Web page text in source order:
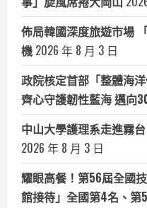
佈局韓國深度旅遊市場
機 2026 年 8 月 3 日
政院核定首部「整體海
齊心守護韌性藍海 邁向
中山大學護理系走進霧
2026 年 8 月 3 日
耀眼高餐！第56屆全國
館接待」全國第4名、第